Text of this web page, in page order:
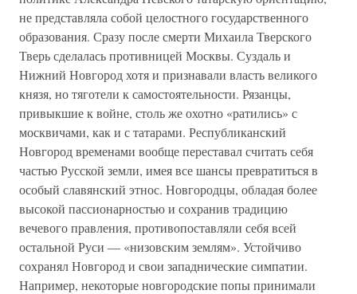
не представляла собой целостного государственного
образования. Сразу после смерти Михаила Тверского
Тверь сделалась противницей Москвы. Суздаль и
Нижний Новгород хотя и признавали власть великого
князя, но тяготели к самостоятельности. Рязанцы,
привыкшие к войне, столь же охотно «ратились» с
москвичами, как и с татарами. Республиканский
Новгород временами вообще переставал считать себя
частью Русской земли, имея все шансы превратиться в
особый славянский этнос. Новгородцы, обладая более
высокой пассионарностью и сохранив традицию
вечевого правления, противопоставляли себя всей
остальной Руси — «низовским землям». Устойчиво
сохранял Новгород и свои западнические симпатии.
Например, некоторые новгородские попы принимали